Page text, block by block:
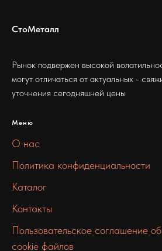
СтоМеталл
Рынок подвержен высокой
могут отличаться от актуальных -
уточнения сегодняшней цены
Меню
О нас
Политика конфиденциальности
Каталог
Контакты
Пользовательское соглашение
cookie файлов